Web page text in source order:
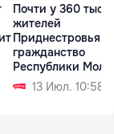
Почти у 360
жителей
Приднестровья
гражданство
Республики
13 Июл. 10:58